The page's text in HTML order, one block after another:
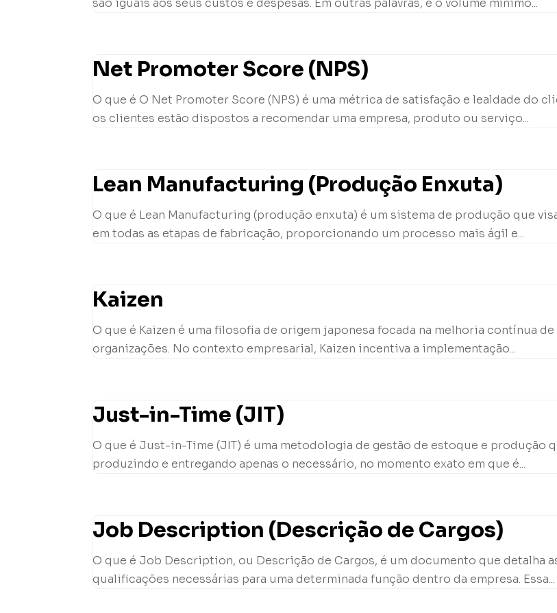
são iguais aos seus custos e despesas. Em outras palavras, é o volume mínimo...
Net Promoter Score (NPS)
O que é O Net Promoter Score (NPS) é uma métrica de satisfação e lealdade do
os clientes estão dispostos a recomendar uma empresa, produto ou serviço...
Lean Manufacturing (Produção Enxuta)
O que é Lean Manufacturing (produção enxuta) é um sistema de produção que
em todas as etapas de fabricação, proporcionando um processo mais ágil e...
Kaizen
O que é Kaizen é uma filosofia de origem japonesa focada na melhoria contínua
organizações. No contexto empresarial, Kaizen incentiva a implementação...
Just-in-Time (JIT)
O que é Just-in-Time (JIT) é uma metodologia de gestão de estoque e produção
produzindo e entregando apenas o necessário, no momento exato em que é...
Job Description (Descrição de Cargos)
O que é Job Description, ou Descrição de Cargos, é um documento que detalha
qualificações necessárias para uma determinada função dentro da empresa. Essa...